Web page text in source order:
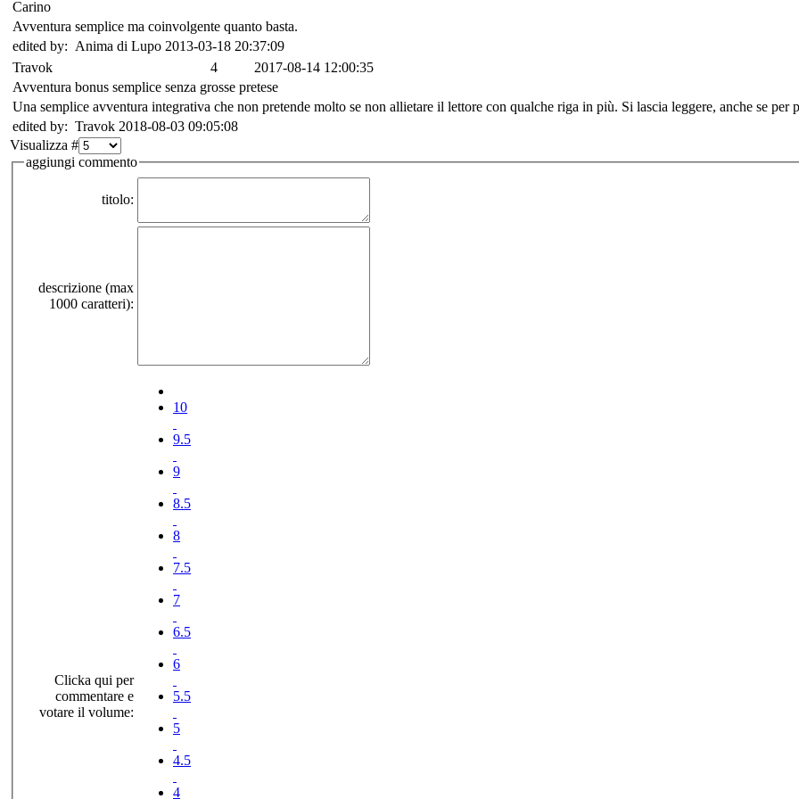
Carino
Avventura semplice ma coinvolgente quanto basta.
edited by: Anima di Lupo 2013-03-18 20:37:09
Travok
4
2017-08-14 12:00:35
Avventura bonus semplice senza grosse pretese
Una semplice avventura integrativa che non pretende molto se non allietare il lettore con qualche riga in più. Si lascia leggere, anche se per
edited by: Travok 2018-08-03 09:05:08
Visualizza #
aggiungi commento
titolo:
descrizione (max
1000 caratteri):
Clicka qui per
commentare e
votare il volume:
10
9.5
9
8.5
8
7.5
7
6.5
6
5.5
5
4.5
4